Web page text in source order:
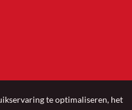
te optimaliseren, het